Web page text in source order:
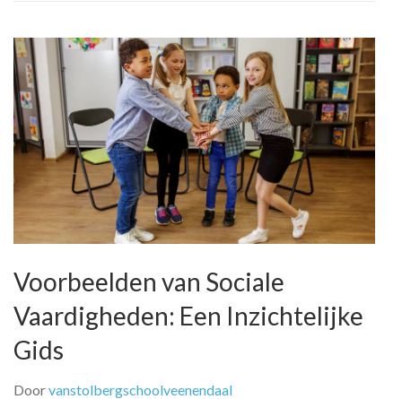
Voorbeelden van Sociale
Vaardigheden: Een Inzichtelijke
Gids
Doorvanstolbergschoolveenendaal